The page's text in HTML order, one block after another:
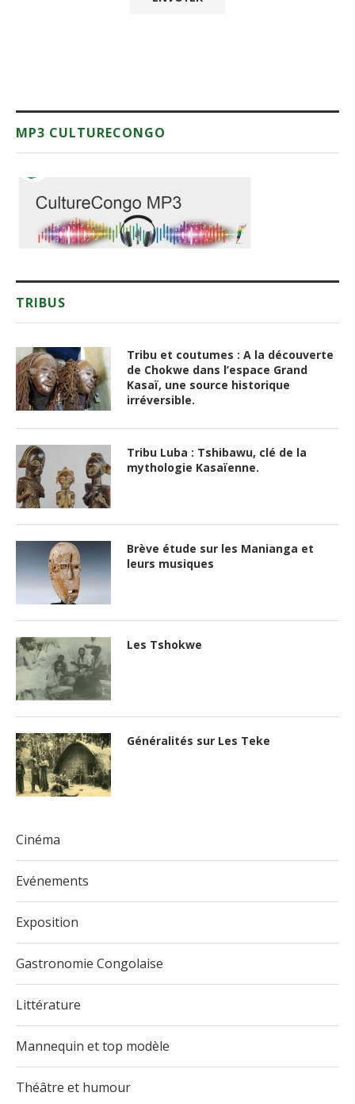
MP3 CULTURECONGO
TRIBUS
Tribu et coutumes : A la découverte
de Chokwe dans l’espace Grand
Kasaï, une source historique
irréversible.
Tribu Luba : Tshibawu, clé de la
mythologie Kasaïenne.
Brève étude sur les Manianga et
leurs musiques
Les Tshokwe
Généralités sur Les Teke
Cinéma
Evénements
Exposition
Gastronomie Congolaise
Littérature
Mannequin et top modèle
Théâtre et humour